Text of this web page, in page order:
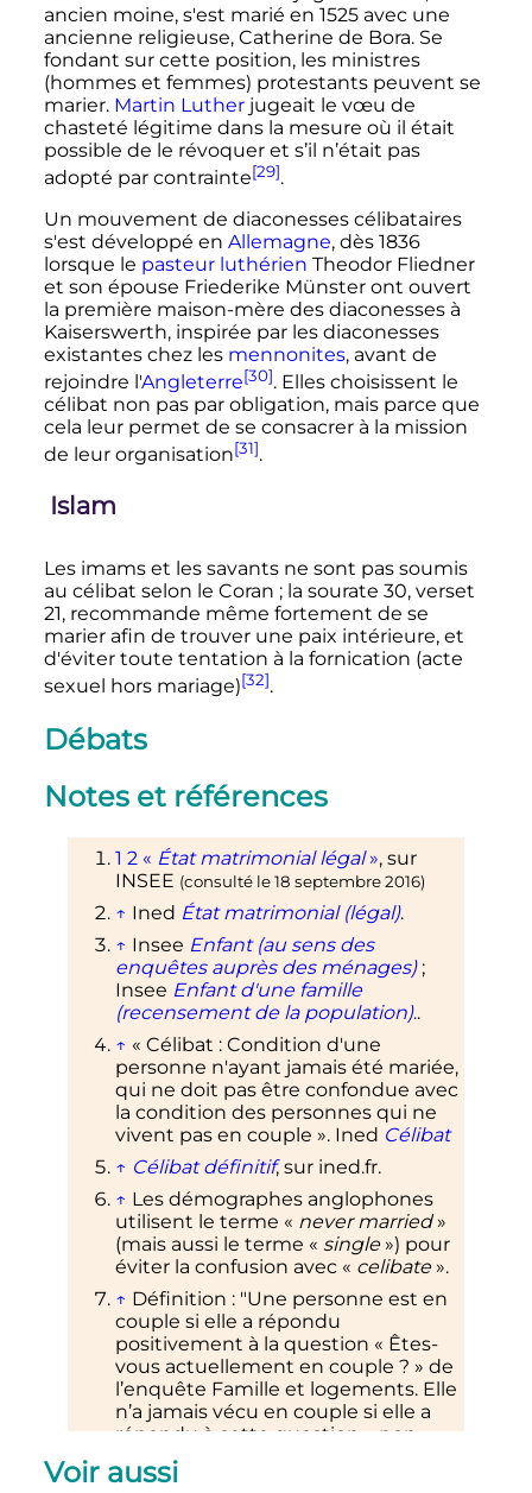
ancien moine, s'est marié en 1525 avec une
ancienne religieuse, Catherine de Bora. Se
fondant sur cette position, les ministres
(hommes et femmes) protestants peuvent se
marier. Martin Lutherjugeait le vœu de
chasteté légitime dans la mesure où il était
possible de le révoquer et s’il n’était pas
adopté par contrainte[29].
Un mouvement de diaconesses célibataires
s'est développé en Allemagne, dès 1836
lorsque le pasteur luthérien Theodor Fliedner
et son épouse Friederike Münster ont ouvert
la première maison-mère des diaconesses à
Kaiserswerth, inspirée par les diaconesses
existantes chez les mennonites, avant de
rejoindre l'Angleterre[30]. Elles choisissent le
célibat non pas par obligation, mais parce que
cela leur permet de se consacrer à la mission
de leur organisation[31].
Islam
Les imams et les savants ne sont pas soumis
au célibat selon le Coran ; la sourate 30, verset
21, recommande même fortement de se
marier afin de trouver une paix intérieure, et
d'éviter toute tentation à la fornication (acte
sexuel hors mariage)[32].
Débats
Notes et références
1 2 « État matrimonial légal », sur
INSEE (consulté le18 septembre 2016)
↑ Ined État matrimonial (légal).
↑ Insee Enfant (au sens des
enquêtes auprès des ménages) ;
Insee Enfant d'une famille
(recensement de la population)..
↑ « Célibat : Condition d'une
personne n'ayant jamais été mariée,
qui ne doit pas être confondue avec
la condition des personnes qui ne
vivent pas en couple ». Ined Célibat
↑ Célibat définitif, sur ined.fr.
↑ Les démographes anglophones
utilisent le terme « never married »
(mais aussi le terme « single ») pour
éviter la confusion avec « celibate ».
↑ Définition : "Une personne est en
couple si elle a répondu
positivement à la question « Êtes-
vous actuellement en couple ? » de
l’enquête Famille et logements. Elle
n’a jamais vécu en couple si elle a
répondu à cette question « non,
vous n’avez jamais été en couple
C’est le point de vue de la personne
Voir aussi